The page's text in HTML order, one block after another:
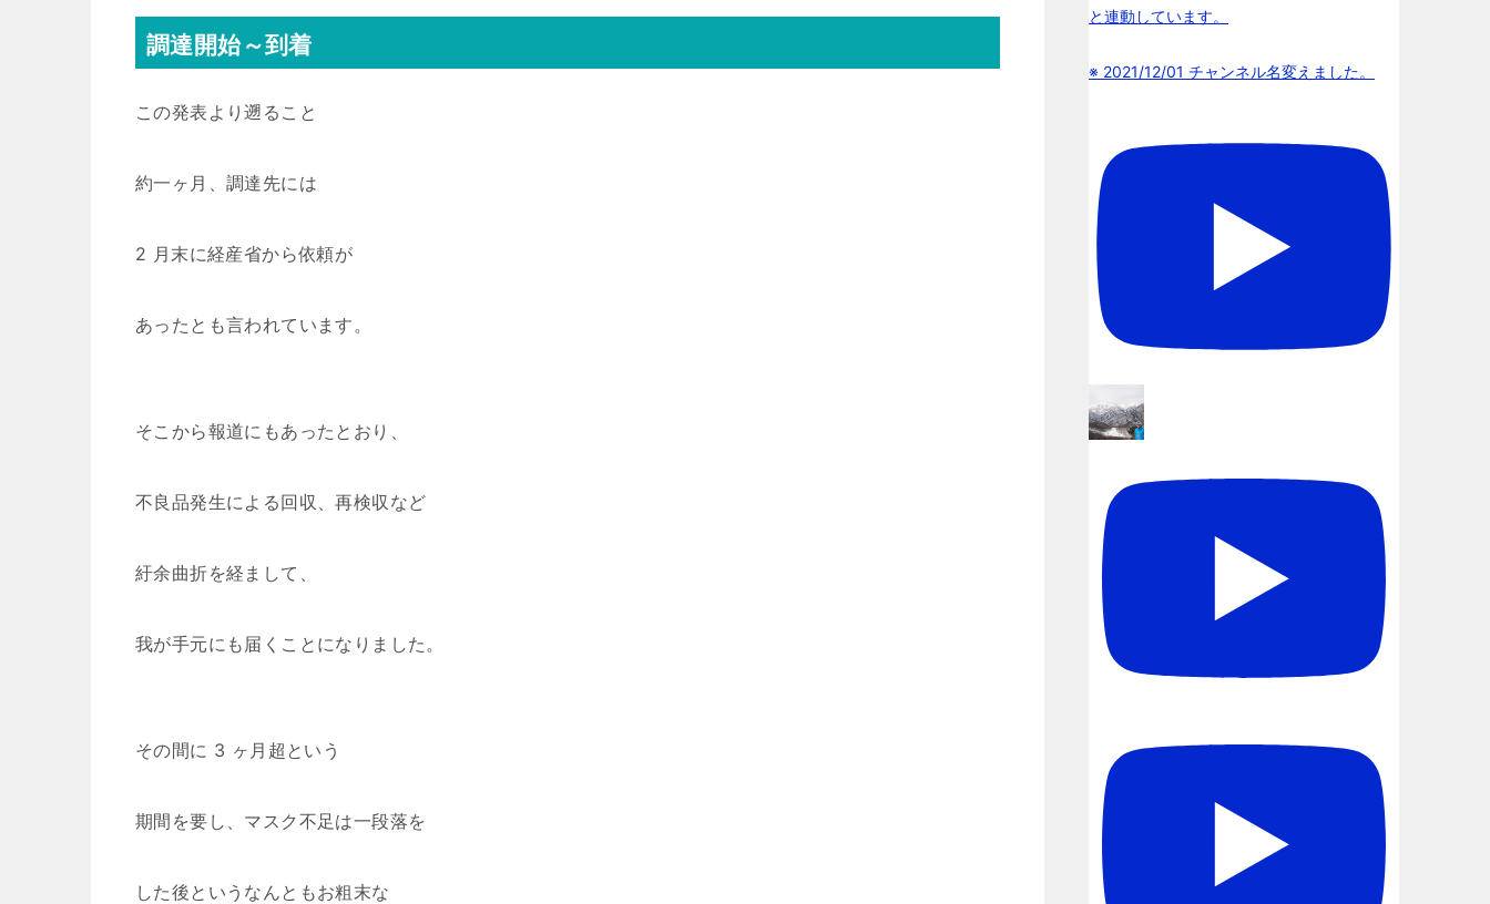
調達開始～到着
この発表より遡ること
約一ヶ月、調達先には
2 月末に経産省から依頼が
あったとも言われています。
そこから報道にもあったとおり、
不良品発生による回収、再検収など
紆余曲折を経まして、
我が手元にも届くことになりました。
その間に 3 ヶ月超という
期間を要し、マスク不足は一段落を
した後というなんともお粗末な
と連動しています。
※ 2021/12/01 チャンネル名変えました。